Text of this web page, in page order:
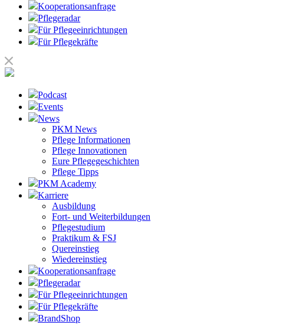
Kooperationsanfrage
Pflegeradar
Für Pflegeeinrichtungen
Für Pflegekräfte
Podcast
Events
News
PKM News
Pflege Informationen
Pflege Innovationen
Eure Pflegegeschichten
Pflege Tipps
PKM Academy
Karriere
Ausbildung
Fort- und Weiterbildungen
Pflegestudium
Praktikum & FSJ
Quereinstieg
Wiedereinstieg
Kooperationsanfrage
Pflegeradar
Für Pflegeeinrichtungen
Für Pflegekräfte
BrandShop